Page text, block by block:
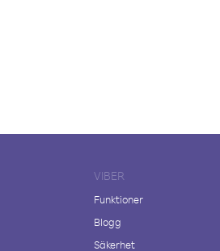
VIBER
Funktioner
Blogg
Säkerhet